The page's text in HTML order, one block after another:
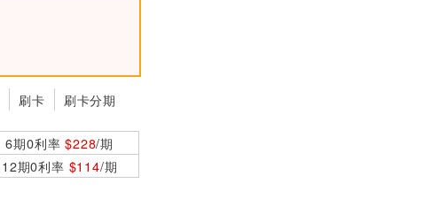
刷卡 刷卡分期
6期0利率$228/期
12期0利率 $114/期